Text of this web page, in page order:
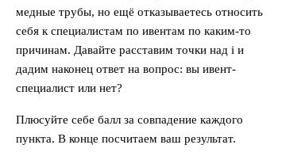
медные трубы, но ещё отказываетесь относить
себя к специалистам по ивентам по каким-то
причинам. Давайте расставим точки над i и
дадим наконец ответ на вопрос: вы ивент-
специалист или нет?
Плюсуйте себе балл за совпадение каждого
пункта. В конце посчитаем ваш результат.